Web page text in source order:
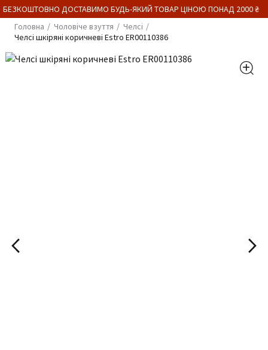
ДОСТАВИМО БУДЬ-ЯКИЙ ТОВАР ЦІНОЮ ПОНАД 2000 ₴
Головна
Чоловіче взуття
Челсі
Челсі шкіряні коричневі Estro ER00110386